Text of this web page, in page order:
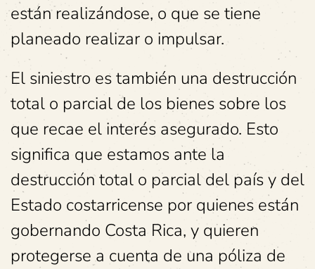
están realizándose, o que se tiene
planeado realizar o impulsar.
El siniestro es también una destrucción
total o parcial de los bienes sobre los
que recae el interés asegurado. Esto
significa que estamos ante la
destrucción total o parcial del país y del
Estado costarricense por quienes están
gobernando Costa Rica, y quieren
protegerse a cuenta de una póliza de